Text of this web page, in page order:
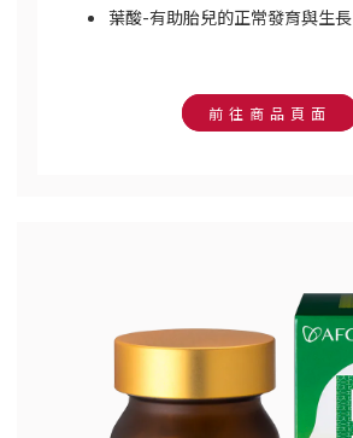
葉酸-有助胎兒的正常發育與生長
前往商品頁面